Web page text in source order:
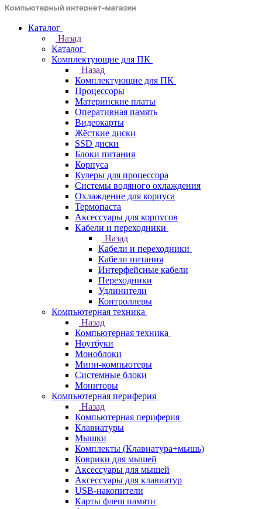
Каталог
Назад
Каталог
Комплектующие для ПК
Назад
Комплектующие для ПК
Процессоры
Материнские платы
Оперативная память
Видеокарты
Жёсткие диски
SSD диски
Блоки питания
Корпуса
Кулеры для процессора
Системы водяного охлаждения
Охлаждение для корпуса
Термопаста
Аксессуары для корпусов
Кабели и переходники
Назад
Кабели и переходники
Кабели питания
Интерфейсные кабели
Переходники
Удлинители
Контроллеры
Компьютерная техника
Назад
Компьютерная техника
Ноутбуки
Моноблоки
Мини-компьютеры
Системные блоки
Мониторы
Компьютерная периферия
Назад
Компьютерная периферия
Клавиатуры
Мышки
Комплекты (Клавиатура+мышь)
Коврики для мышей
Аксессуары для мышей
Аксессуары для клавиатур
USB-накопители
Карты флеш памяти